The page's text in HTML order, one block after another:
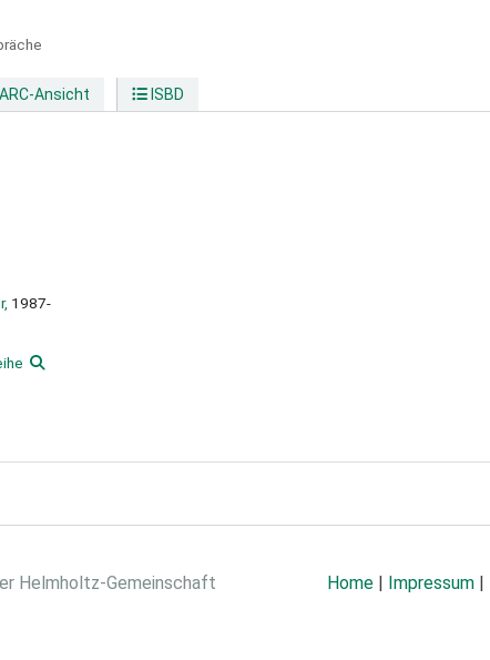
Ansicht ISBD
1987-
Helmholtz-Gemeinschaft Home Impressum